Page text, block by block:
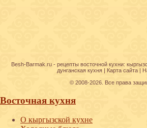
Besh-Barmak.ru - рецепты восточной кухни:
дунганская кухня| Карта сайта|
© 2008-2026. Все права
Восточная кухня
О кыргызской кухне